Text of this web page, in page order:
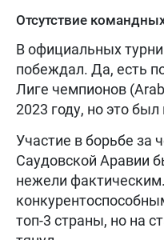
Отсутствие
В официальных
побеждал. Да, есть
Лиге чемпионов
2023 году, но это
Участие в борьбе за
Саудовской Аравии
нежели
топ-3 страны, но на